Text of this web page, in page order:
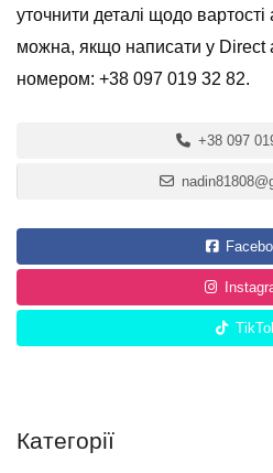
уточнити деталі щодо
можна, якщо написати у Direct
номером: +38 097 019 32 82.
+38 097
Категорії